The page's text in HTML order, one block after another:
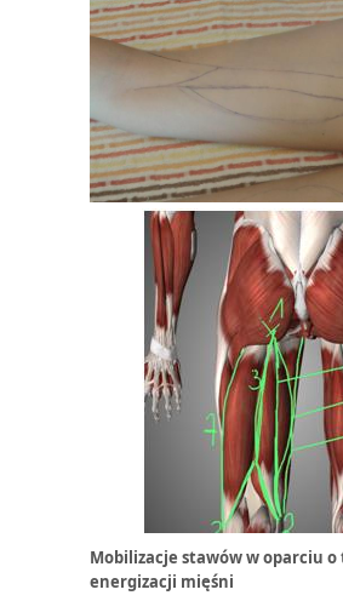
Mobilizacje stawów w oparciu
energizacji mięśni